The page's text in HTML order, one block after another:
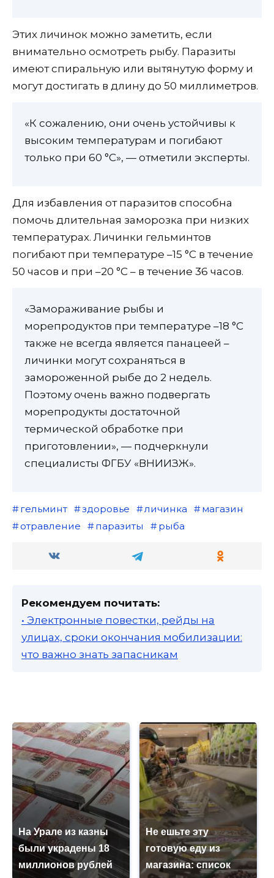
Этих личинок можно заметить, если
внимательно осмотреть рыбу. Паразиты
имеют спиральную или вытянутую форму и
могут достигать в длину до 50 миллиметров.
«К сожалению, они очень устойчивы к
высоким температурам и погибают
только при 60 °С», — отметили эксперты.
Для избавления от паразитов способна
помочь длительная заморозка при низких
температурах. Личинки гельминтов
погибают при температуре –15 °С в течение
50 часов и при –20 °С – в течение 36 часов.
«Замораживание рыбы и
морепродуктов при температуре –18 °С
также не всегда является панацеей –
личинки могут сохраняться в
замороженной рыбе до 2 недель.
Поэтому очень важно подвергать
морепродукты достаточной
термической обработке при
приготовлении», — подчеркнули
специалисты ФГБУ «ВНИИЗЖ».
гельминт здоровье личинка
магазин
отравление
паразиты рыба
Рекомендуем почитать:
• Электронные повестки, рейды на
улицах, сроки окончания мобилизации:
что важно знать запасникам
На Урале из казны
были украдены 18
миллионов рублей
Не ешьте эту
готовую еду из
магазина: список